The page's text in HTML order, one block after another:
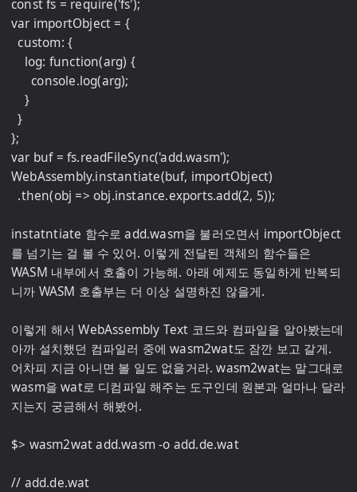
const fs = require('fs');
var importObject = {
  custom: {
      console.log(arg);
  }
};
var buf = fs.readFileSync('add.wasm');
WebAssembly.instantiate(buf, importObject)
instatntiate 함수로 add.wasm을 불러오면서 importObject
를 넘기는 걸 볼 수 있어. 이렇게 전달된 객체의 함수들은
WASM 내부에서 호출이 가능해. 아래 예제도 동일하게 반복되
니까 WASM 호출부는 더 이상 설명하진 않을게.
이렇게 해서 WebAssembly Text 코드와 컴파일을 알아봤는데
아까 설치했던 컴파일러 중에 wasm2wat도 잠깐 보고 갈게.
어차피 지금 아니면 볼 일도 없을거라. wasm2wat는 말그대로
wasm을 wat로 디컴파일 해주는 도구인데 원본과 얼마나 달라
지는지 궁금해서 해봤어.
$> wasm2wat add.wasm -o add.de.wat
// add.de.wat